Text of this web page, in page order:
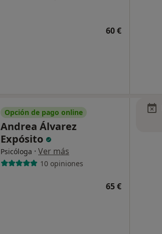
60 €
Opción de pago online
Andrea Álvarez
Expósito
Psicóloga · Ver más
10 opiniones
65 €